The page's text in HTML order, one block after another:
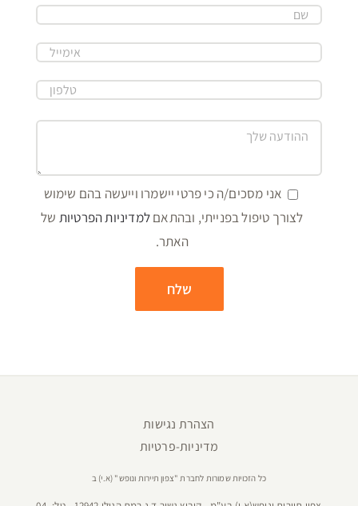
אני מסכים/ה כי פרטי יישמרו וייעשה בהם שימוש
לצורך טיפול בפנייתי, ובהתאםלמדיניות הפרטיות של
האתר.
הצהרת נגישות
מדיניות-פרטיות
כל הזכויות שמורות לחברת "צפון תיירות ונופש" (א.י) ב